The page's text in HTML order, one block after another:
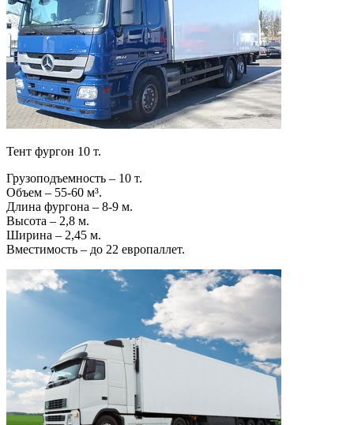
Тент фургон 10 т.
Грузоподъемность – 10 т.
Объем – 55-60 м³.
Длина фургона – 8-9 м.
Высота – 2,8 м.
Ширина – 2,45 м.
Вместимость – до 22 европаллет.